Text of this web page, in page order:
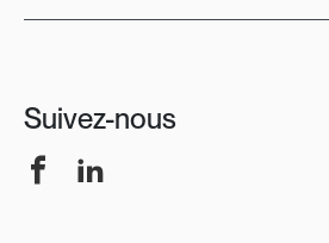
Suivez-nous
FacebookLinkedIn